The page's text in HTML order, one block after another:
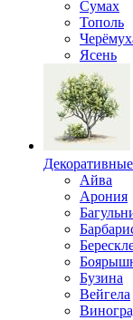
Сумах
Тополь
Ясень
Айва
Арония
Бузина
Вейгела